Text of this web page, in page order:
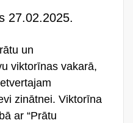
27.02.2025.
un
viktorīnas vakarā,
zinātnei. Viktorīna
ar “Prātu